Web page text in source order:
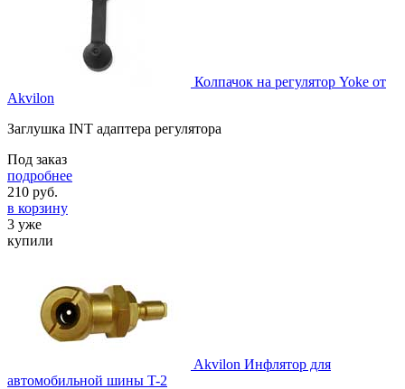
Колпачок на регулятор Yoke от
Akvilon
Заглушка INT адаптера регулятора
Под заказ
подробнее
210 руб.
в корзину
3 уже
купили
Akvilon Инфлятор для
автомобильной шины T-2